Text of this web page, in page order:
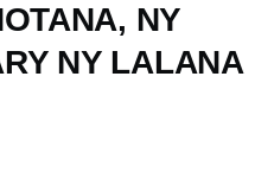
NY
NY LALANA